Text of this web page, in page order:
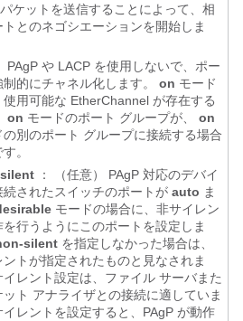
ケットを送信することによって、相
トとのネゴシエーションを開始しま
PAgP や LACP を使用しないで、ポー
制的にチャネル化します。
on モード
使用可能な EtherChannel が存在する
on モードのポート グループが、
on
の別のポート グループに接続する場合
。
： （任意）
PAgP 対応のデバイ
続されたスイッチのポートが auto ま
モードの場合に、非サイレン
を行うようにこのポートを設定しま
silent を指定しなかった場合は、
ントが指定されたものと見なされま
イレント設定は、ファイル サーバまた
ット アナライザとの接続に適していま
イレントを設定すると、PAgP が動作